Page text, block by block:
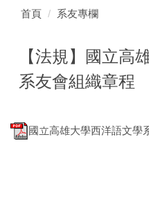
首頁 系友專欄
【法規】國立高
系友會組織章程
國立高雄大學西洋語文學